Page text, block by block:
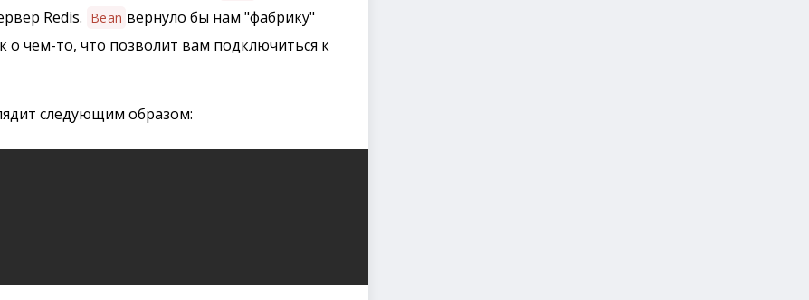
Redis. Bean вернуло бы нам "фабрику"
о чем-то, что позволит вам подключиться к
следующим образом: